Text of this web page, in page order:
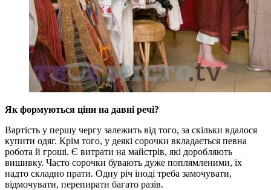
Як формуються ціни на давні речі?
Вартість у першу чергу залежить від того, за скільки вдалося
купити одяг. Крім того, у деякі сорочки вкладається певна
робота й гроші. Є витрати на майстрів, які доробляють
вишивку. Часто сорочки бувають дуже поплямленими, їх
надто складно прати. Одну річ іноді треба замочувати,
відмочувати, перепирати багато разів.